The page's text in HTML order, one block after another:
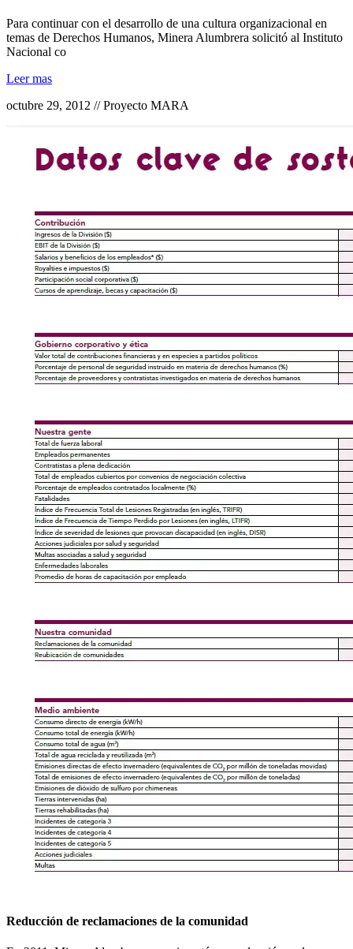
Para continuar con el desarrollo de una cultura organizacional en
temas de Derechos Humanos, Minera Alumbrera solicitó al Instituto
Nacional co
Leer mas
octubre 29, 2012 // Proyecto MARA
Reducción de reclamaciones de la comunidad